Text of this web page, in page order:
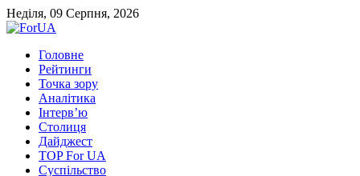
Неділя, 09 Серпня, 2026
Головне
Рейтинги
Точка зору
Аналітика
Інтерв’ю
Столиця
Дайджест
TOP For UA
Суспiльство